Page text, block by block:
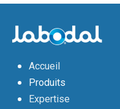
Accueil
Produits
Expertise